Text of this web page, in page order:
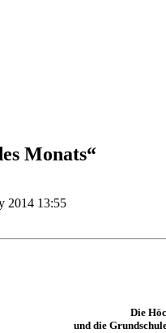
Monats“
2014 13:55
Die
und die